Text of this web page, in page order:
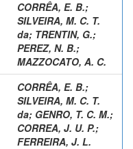
CORRÊA, E. B.;
SILVEIRA, M. C. T.
da; TRENTIN, G.;
PEREZ, N. B.;
MAZZOCATO, A. C.
CORRÊA, E. B.;
SILVEIRA, M. C. T.
da; GENRO, T. C. M.;
CORREA, J. U. P.;
FERREIRA, J. L.